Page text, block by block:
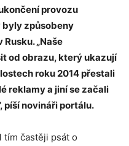
provozu
byly způsobeny
„Naše
od obrazu, který ukazují
roku 2014 přestali
reklamy a jiní se začali
píší novináři portálu.
tím častěji psát o